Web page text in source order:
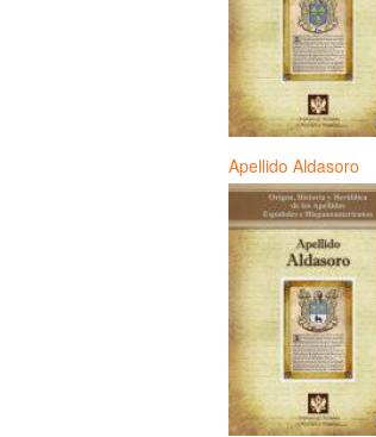
Apellido Aldasoro